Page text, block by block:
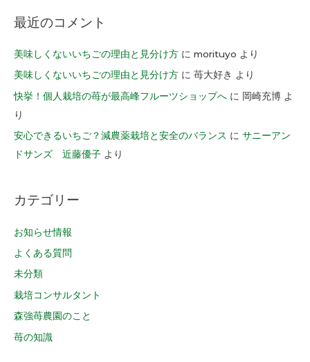
最近のコメント
美味しくないいちごの理由と見分け方 に morituyo より
美味しくないいちごの理由と見分け方 に 苺大好き より
快挙！個人栽培の苺が最高峰フルーツショップへ に 岡崎充博 よ
り
安心できるいちご？減農薬栽培と安全のバランス に サニーアン
ドサンズ 近藤優子 より
カテゴリー
お知らせ情報
よくある質問
未分類
栽培コンサルタント
森強苺農園のこと
苺の知識